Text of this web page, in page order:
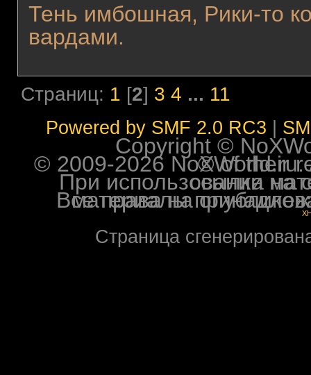
Тень имбошная, Рики-то
вардами.
Страниц: 1 [2] 3 4 ... 11
Powered by SMF 2.0 RC3
Copyright ©
© 2009-2026 NoXWorld.ru. All
При использовании
Все права на опубликованные на форуме
Страница